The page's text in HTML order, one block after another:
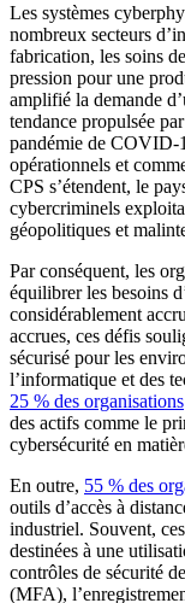
Les systèmes
nombreux secteurs
fabrication, les soins
pression pour une
amplifié la demande
tendance propulsée
pandémie de COVID-
opérationnels et
CPS s’étendent, le
cybercriminels
géopolitiques et
Par conséquent, les
équilibrer les besoins
considérablement
accrues, ces défis
sécurisé pour les
l’informatique et des
25 % des organisations
des actifs comme le
cybersécurité en
En outre, 55 % des
outils d’accès à
industriel. Souvent,
destinées à une
contrôles de sécurité
(MFA),